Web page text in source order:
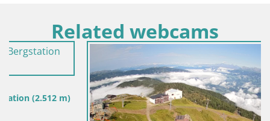
Related webcams